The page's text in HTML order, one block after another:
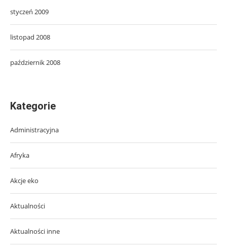
styczeń 2009
listopad 2008
październik 2008
Kategorie
Administracyjna
Afryka
Akcje eko
Aktualności
Aktualności inne